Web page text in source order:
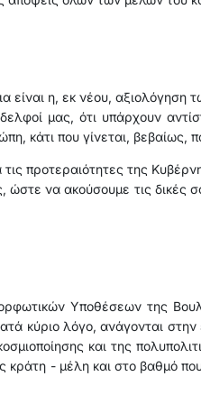
η, εκ νέου, αξιολόγηση
μας, ότι υπάρχουν
κάτι που γίνεται, βεβαίως,
προτεραιότητες της
να ακούσουμε τις δικές
Υποθέσεων της
κύριο λόγο, ανάγονται
και της
- μέλη και στο βαθμό